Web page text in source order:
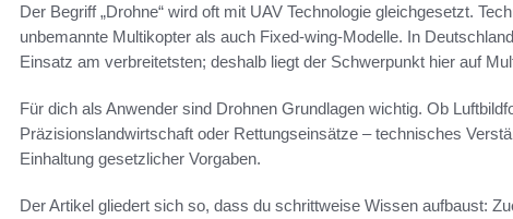
Der Begriff „Drohne“ wird oft mit UAV Technologie gleichgesetzt.
unbemannte Multikopter als auch Fixed-wing-Modelle. In
Einsatz am verbreitetsten; deshalb liegt der Schwerpunkt hier auf
Für dich als Anwender sind Drohnen Grundlagen wichtig. Ob
Präzisionslandwirtschaft oder Rettungseinsätze – technisches
Einhaltung gesetzlicher Vorgaben.
Der Artikel gliedert sich so, dass du schrittweise Wissen aufbaust: